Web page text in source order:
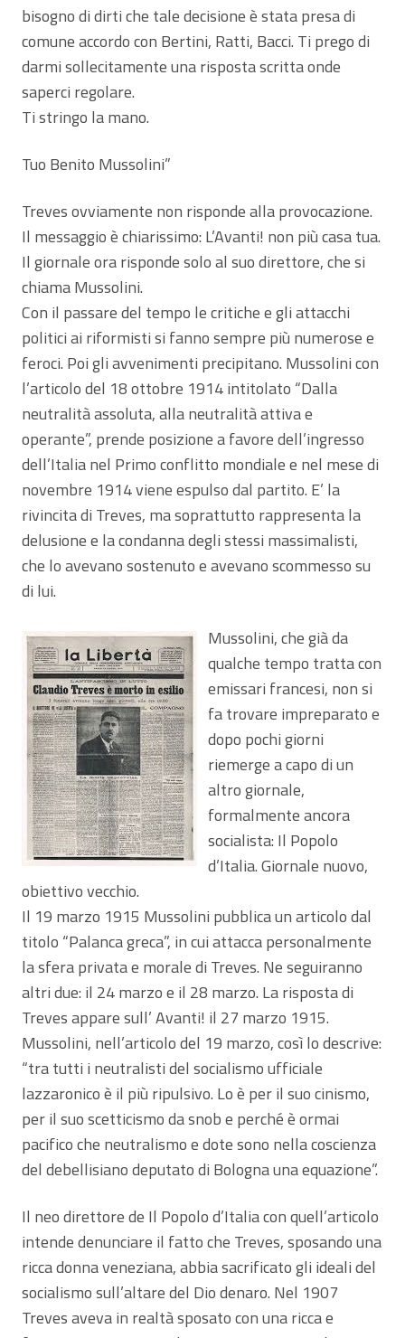
bisogno di dirti che tale decisione è stata presa di
comune accordo con Bertini, Ratti, Bacci. Ti prego di
darmi sollecitamente una risposta scritta onde
saperci regolare.
Ti stringo la mano.
Tuo Benito Mussolini”
Treves ovviamente non risponde alla provocazione.
Il messaggio è chiarissimo: L’Avanti! non più casa tua.
Il giornale ora risponde solo al suo direttore, che si
chiama Mussolini.
Con il passare del tempo le critiche e gli attacchi
politici ai riformisti si fanno sempre più numerose e
feroci. Poi gli avvenimenti precipitano. Mussolini con
l’articolo del 18 ottobre 1914 intitolato “Dalla
neutralità assoluta, alla neutralità attiva e
operante”, prende posizione a favore dell’ingresso
dell’Italia nel Primo conflitto mondiale e nel mese di
novembre 1914 viene espulso dal partito. E’ la
rivincita di Treves, ma soprattutto rappresenta la
delusione e la condanna degli stessi massimalisti,
che lo avevano sostenuto e avevano scommesso su
di lui.
Mussolini, che già da
qualche tempo tratta con
emissari francesi, non si
fa trovare impreparato e
dopo pochi giorni
riemerge a capo di un
altro giornale,
formalmente ancora
socialista: Il Popolo
d’Italia. Giornale nuovo,
obiettivo vecchio.
Il 19 marzo 1915 Mussolini pubblica un articolo dal
titolo “Palanca greca”, in cui attacca personalmente
la sfera privata e morale di Treves. Ne seguiranno
altri due: il 24 marzo e il 28 marzo. La risposta di
Treves appare sull’ Avanti! il 27 marzo 1915.
Mussolini, nell’articolo del 19 marzo, così lo descrive:
“tra tutti i neutralisti del socialismo ufficiale
lazzaronico è il più ripulsivo. Lo è per il suo cinismo,
per il suo scetticismo da snob e perché è ormai
pacifico che neutralismo e dote sono nella coscienza
del debellisiano deputato di Bologna una equazione”.
Il neo direttore de Il Popolo d’Italia con quell’articolo
intende denunciare il fatto che Treves, sposando una
ricca donna veneziana, abbia sacrificato gli ideali del
socialismo sull’altare del Dio denaro. Nel 1907
Treves aveva in realtà sposato con una ricca e